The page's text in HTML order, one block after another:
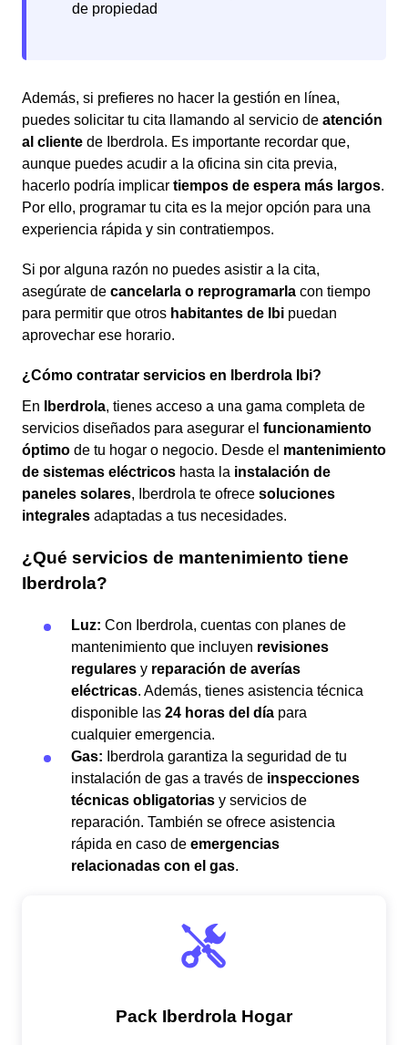
Además, si prefieres no hacer la gestión en línea,
puedes solicitar tu cita llamando al servicio de atención
al cliente de Iberdrola. Es importante recordar que,
aunque puedes acudir a la oficina sin cita previa,
hacerlo podría implicar tiempos de espera más largos.
Por ello, programar tu cita es la mejor opción para una
experiencia rápida y sin contratiempos.
Si por alguna razón no puedes asistir a la cita,
asegúrate de cancelarla o reprogramarla con tiempo
para permitir que otros habitantes de Ibi puedan
aprovechar ese horario.
¿Cómo contratar servicios en Iberdrola Ibi?
En
Iberdrola, tienes acceso a una gama completa de
servicios diseñados para asegurar el funcionamiento
óptimo de tu hogar o negocio. Desde el mantenimiento
de sistemas eléctricos hasta la instalación de
paneles solares, Iberdrola te ofrece soluciones
integrales adaptadas a tus necesidades.
¿Qué servicios de mantenimiento tiene
Iberdrola?
Luz: Con Iberdrola, cuentas con planes de
mantenimiento que incluyen revisiones
regulares y reparación de averías
eléctricas. Además, tienes asistencia técnica
disponible las 24 horas del día para
cualquier emergencia.
Gas: Iberdrola garantiza la seguridad de tu
instalación de gas a través de inspecciones
técnicas obligatorias y servicios de
reparación. También se ofrece asistencia
rápida en caso de emergencias
relacionadas con el gas.